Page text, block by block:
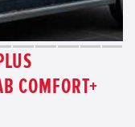
COMFORT+